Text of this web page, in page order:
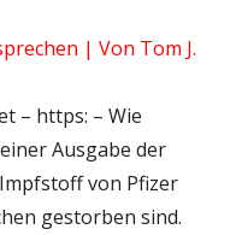
| Von Tom J.
– https: – Wie
Ausgabe der
von Pfizer
gestorben sind.